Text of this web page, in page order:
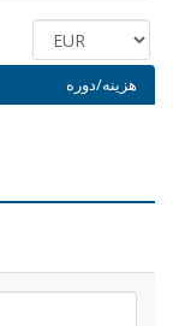
هزینه/دوره